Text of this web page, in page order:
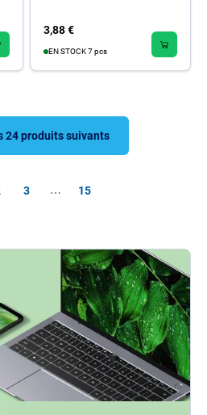
3,88 €
EN STOCK 7 pcs
24 produits suivants
3 ⋯ 15